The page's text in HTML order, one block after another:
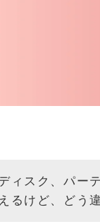
ィスク、パー
えるけど、どう